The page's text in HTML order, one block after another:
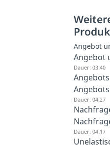
Angebot
Angebot
Dauer: 03:40
Dauer: 04:27
Dauer: 04:17